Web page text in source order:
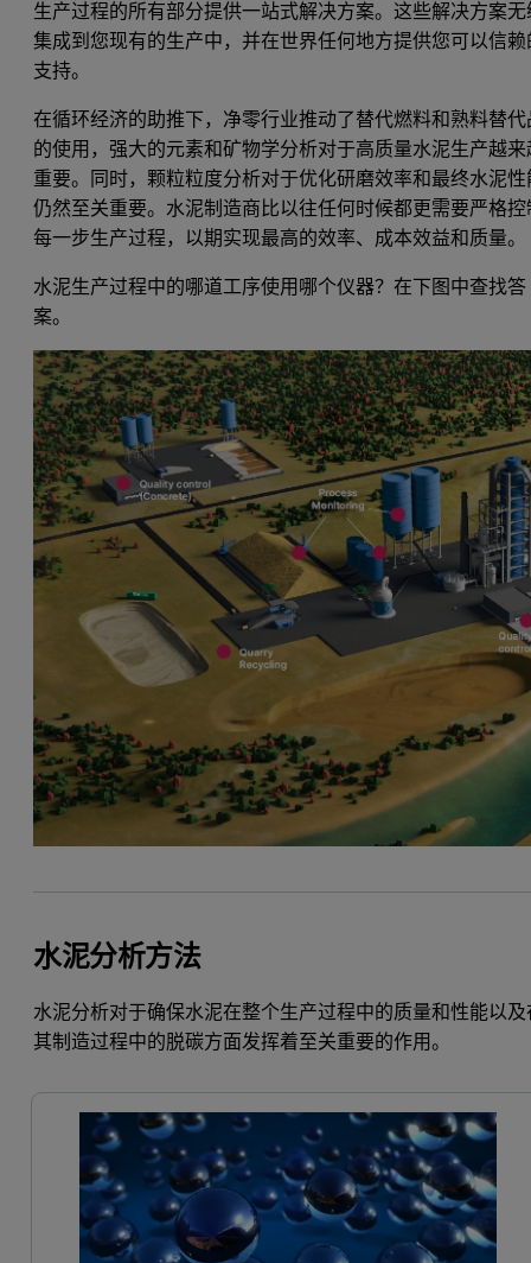
生产过程的所有部分提供一站式解决方案。这些解决方案无
集成到您现有的生产中，并在世界任何地方提供您可以信赖
支持。
在循环经济的助推下，净零行业推动了替代燃料和熟料替代
的使用，强大的元素和矿物学分析对于高质量水泥生产越来
重要。同时，颗粒粒度分析对于优化研磨效率和最终水泥性
仍然至关重要。水泥制造商比以往任何时候都更需要严格控
每一步生产过程，以期实现最高的效率、成本效益和质量。
水泥生产过程中的哪道工序使用哪个仪器？在下图中查找答
案。
水泥分析方法
水泥分析对于确保水泥在整个生产过程中的质量和性能以及
其制造过程中的脱碳方面发挥着至关重要的作用。